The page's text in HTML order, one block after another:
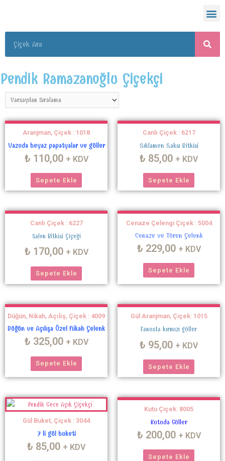
Pendik Ramazanoğlu Çiçekçi
Aranjman, Çiçek : 1018
Vazoda beyaz papatyalar ve güller
₺ 110,00 + KDV
Sepete Ekle
Canlı Çiçek : 6217
Sıklamen Saksı Bitkisi
₺ 85,00 + KDV
Sepete Ekle
Canlı Çiçek : 6227
Salon Bitkisi Çiçeği
₺ 170,00 + KDV
Sepete Ekle
Cenaze Çelengi Çiçek : 5004
Cenaze ve Tören Çelenk
₺ 229,00 + KDV
Sepete Ekle
Düğün, Nikah, Açılış, Çiçek : 4009
Düğün ve Açılışa Özel Nikah Çelenk
₺ 325,00 + KDV
Sepete Ekle
Gül Aranjman, Çiçek: 1015
Fanusta kırmızı güller
₺ 95,00 + KDV
Sepete Ekle
Gül Buket, Çiçek : 3044
7 li gül buketi
₺ 85,00 + KDV
Kutu Çiçek: 8005
Kutuda Güller
₺ 200,00 + KDV
Sepete Ekle